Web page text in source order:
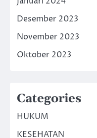
Desember 2023
November 2023
Oktober 2023
Categories
HUKUM
KESEHATAN